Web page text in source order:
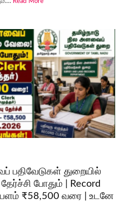
பதிவேடுகள் துறையில்
போதும் | Record
₹58,500 வரை | உடனே